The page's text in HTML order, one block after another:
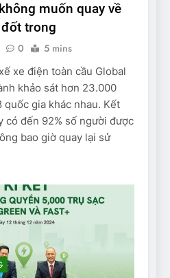
muốn quay về
trong
0 5 mins
xe điện toàn cầu Global
khảo sát hơn 23.000
gia khác nhau. Kết
có đến 92% số người được
bao giờ quay lại sử